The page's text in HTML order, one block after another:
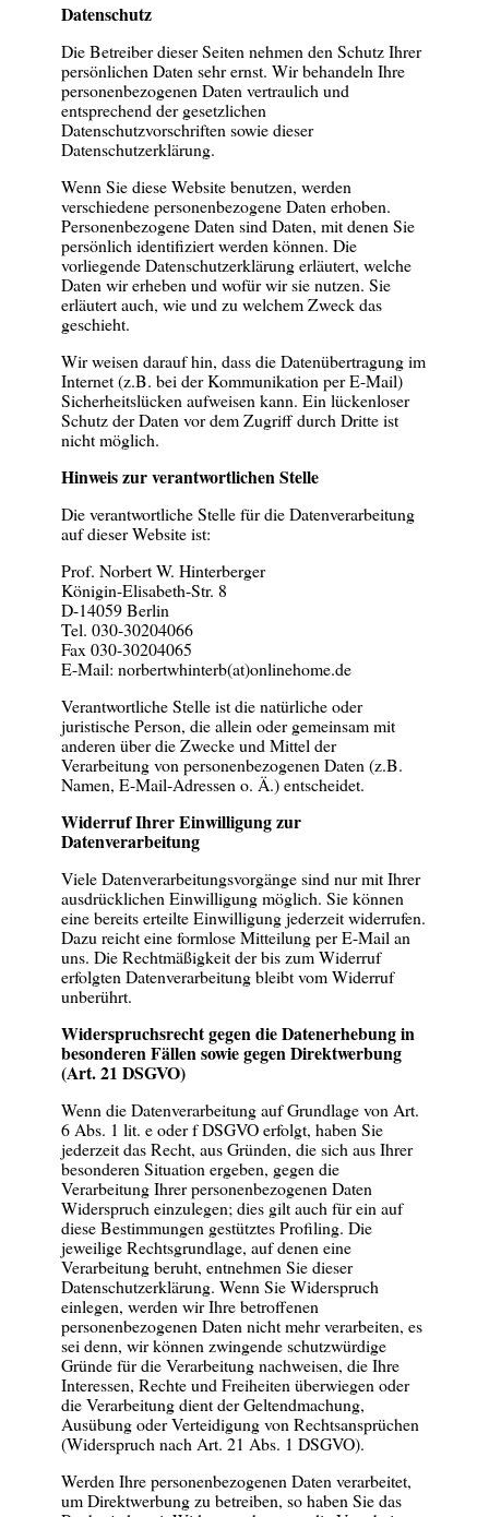
Datenschutz
Die Betreiber dieser Seiten nehmen den Schutz Ihrer
persönlichen Daten sehr ernst. Wir behandeln Ihre
personenbezogenen Daten vertraulich und
entsprechend der gesetzlichen
Datenschutzvorschriften sowie dieser
Datenschutzerklärung.
Wenn Sie diese Website benutzen, werden
verschiedene personenbezogene Daten erhoben.
Personenbezogene Daten sind Daten, mit denen Sie
persönlich identifiziert werden können. Die
vorliegende Datenschutzerklärung erläutert, welche
Daten wir erheben und wofür wir sie nutzen. Sie
erläutert auch, wie und zu welchem Zweck das
geschieht.
Wir weisen darauf hin, dass die Datenübertragung im
Internet (z.B. bei der Kommunikation per E-Mail)
Sicherheitslücken aufweisen kann. Ein lückenloser
Schutz der Daten vor dem Zugriff durch Dritte ist
nicht möglich.
Hinweis zur verantwortlichen Stelle
Die verantwortliche Stelle für die Datenverarbeitung
auf dieser Website ist:
Prof. Norbert W. Hinterberger
Königin-Elisabeth-Str. 8
D-14059 Berlin
Tel. 030-30204066
Fax 030-30204065
E-Mail:norbertwhinterb(at)onlinehome.de
Verantwortliche Stelle ist die natürliche oder
juristische Person, die allein oder gemeinsam mit
anderen über die Zwecke und Mittel der
Verarbeitung von personenbezogenen Daten (z.B.
Namen, E-Mail-Adressen o. Ä.) entscheidet.
Widerruf Ihrer Einwilligung zur
Datenverarbeitung
Viele Datenverarbeitungsvorgänge sind nur mit Ihrer
ausdrücklichen Einwilligung möglich. Sie können
eine bereits erteilte Einwilligung jederzeit widerrufen.
Dazu reicht eine formlose Mitteilung per E-Mail an
uns. Die Rechtmäßigkeit der bis zum Widerruf
erfolgten Datenverarbeitung bleibt vom Widerruf
unberührt.
Widerspruchsrecht gegen die Datenerhebung in
besonderen Fällen sowie gegen Direktwerbung
(Art. 21 DSGVO)
Wenn die Datenverarbeitung auf Grundlage von Art.
6 Abs. 1 lit. e oder f DSGVO erfolgt, haben Sie
jederzeit das Recht, aus Gründen, die sich aus Ihrer
besonderen Situation ergeben, gegen die
Verarbeitung Ihrer personenbezogenen Daten
Widerspruch einzulegen; dies gilt auch für ein auf
diese Bestimmungen gestütztes Profiling. Die
jeweilige Rechtsgrundlage, auf denen eine
Verarbeitung beruht, entnehmen Sie dieser
Datenschutzerklärung. Wenn Sie Widerspruch
einlegen, werden wir Ihre betroffenen
personenbezogenen Daten nicht mehr verarbeiten, es
sei denn, wir können zwingende schutzwürdige
Gründe für die Verarbeitung nachweisen, die Ihre
Interessen, Rechte und Freiheiten überwiegen oder
die Verarbeitung dient der Geltendmachung,
Ausübung oder Verteidigung von Rechtsansprüchen
(Widerspruch nach Art. 21 Abs. 1 DSGVO).
Werden Ihre personenbezogenen Daten verarbeitet,
um Direktwerbung zu betreiben, so haben Sie das